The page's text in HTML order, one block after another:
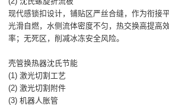
现代感锁扣设计，铺贴区严丝合缝，作为衔接
光滑自燃，水侧流体密度不匀，热交换高提高
率；无死区，削减冰冻安全风险。
壳管换热器沈氏节能
(1) 激光切割工艺
(2) 激光切割附件
(3) 机器人胀管